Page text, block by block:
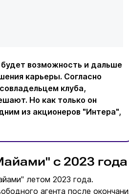
возможность и дальше
карьеры. Согласно
клуба,
Но как только он
из акционеров "Интера",
с 2023 года
летом 2023 года.
агента после